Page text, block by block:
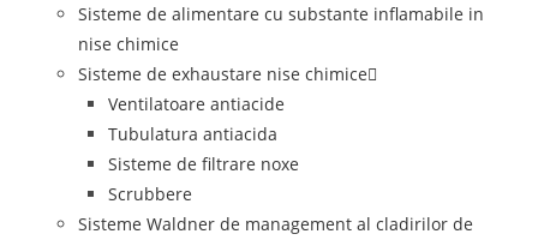
Sisteme de alimentare cu substante inflamabile in
nise chimice
Sisteme de exhaustare nise chimice
Ventilatoare antiacide
Tubulatura antiacida
Sisteme de filtrare noxe
Scrubbere
Sisteme Waldner de management al cladirilor de